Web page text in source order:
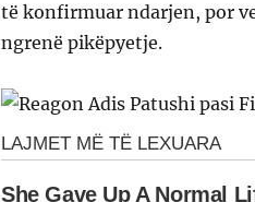
të konfirmuar ndarjen, por
ngrenë pikëpyetje.